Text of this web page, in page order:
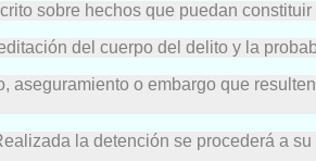
sobre hechos que puedan constituir
del cuerpo del delito y la
aseguramiento o embargo que
la detención se procederá a